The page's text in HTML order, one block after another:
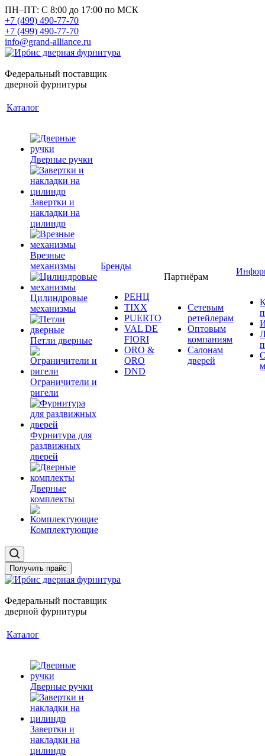
ПН–ПТ: С 8:00 до 17:00 по МСК
+7 (499) 490-77-70
+7 (499) 490-77-70
info@grand-alliance.ru
Федеральный поставщик
дверной фурнитуры
Каталог
Дверные ручки
Завертки и
накладки на
цилиндр
Врезные
механизмы
Цилиндровые
механизмы
Петли дверные
Ограничители и
ригели
Фурнитура для
раздвижных
дверей
Дверные
комплекты
Комплектующие
Бренды
РЕНЦ
TIXX
PUERTO
VAL DE
FIORI
ORO &
ORO
DND
Партнёрам
Сетевым
ретейлерам
Оптовым
компаниям
Салонам
дверей
Получить прайс
Федеральный поставщик
дверной фурнитуры
Каталог
Дверные ручки
Завертки и
накладки на
цилиндр